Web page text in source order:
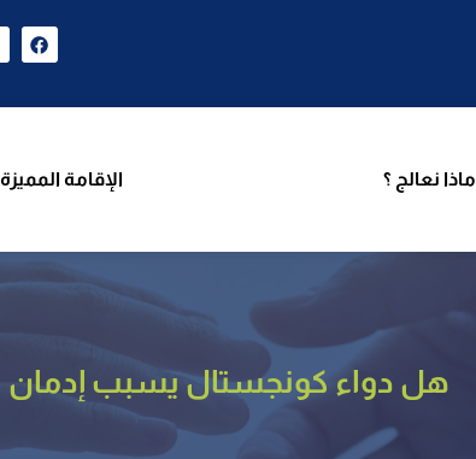
ماذا نعالج ؟ الإقامة المميزة
الإقامة المميزة
هل دواء كونجستال يسبب إدمان